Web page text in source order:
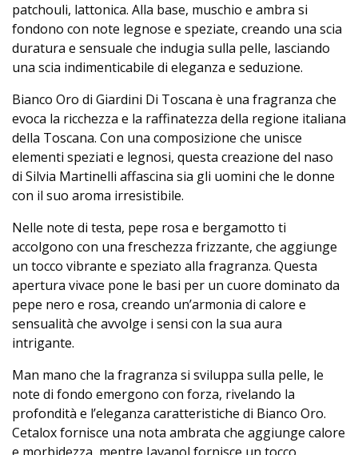
patchouli, lattonica. Alla base, muschio e ambra si
fondono con note legnose e speziate, creando una scia
duratura e sensuale che indugia sulla pelle, lasciando
una scia indimenticabile di eleganza e seduzione.
Bianco Oro di Giardini Di Toscana è una fragranza che
evoca la ricchezza e la raffinatezza della regione italiana
della Toscana. Con una composizione che unisce
elementi speziati e legnosi, questa creazione del naso
di Silvia Martinelli affascina sia gli uomini che le donne
con il suo aroma irresistibile.
Nelle note di testa, pepe rosa e bergamotto ti
accolgono con una freschezza frizzante, che aggiunge
un tocco vibrante e speziato alla fragranza. Questa
apertura vivace pone le basi per un cuore dominato da
pepe nero e rosa, creando un’armonia di calore e
sensualità che avvolge i sensi con la sua aura
intrigante.
Man mano che la fragranza si sviluppa sulla pelle, le
note di fondo emergono con forza, rivelando la
profondità e l’eleganza caratteristiche di Bianco Oro.
Cetalox fornisce una nota ambrata che aggiunge calore